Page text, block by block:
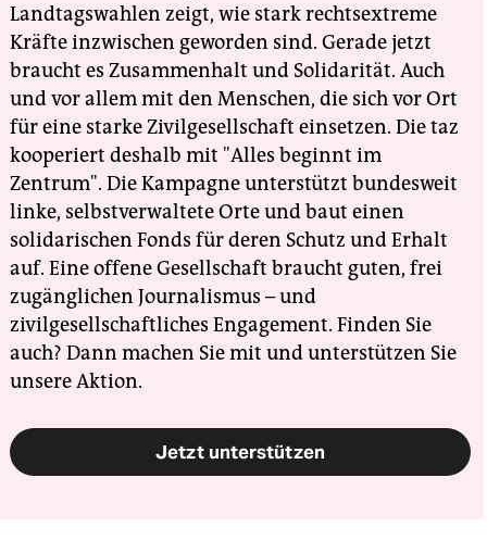
Landtagswahlen zeigt, wie stark rechtsextreme
Kräfte inzwischen geworden sind. Gerade jetzt
braucht es Zusammenhalt und Solidarität. Auch
und vor allem mit den Menschen, die sich vor Ort
für eine starke Zivilgesellschaft einsetzen. Die taz
kooperiert deshalb mit "Alles beginnt im
Zentrum". Die Kampagne unterstützt bundesweit
linke, selbstverwaltete Orte und baut einen
solidarischen Fonds für deren Schutz und Erhalt
auf. Eine offene Gesellschaft braucht guten, frei
zugänglichen Journalismus – und
zivilgesellschaftliches Engagement. Finden Sie
auch? Dann machen Sie mit und unterstützen Sie
unsere Aktion.
Jetzt unterstützen